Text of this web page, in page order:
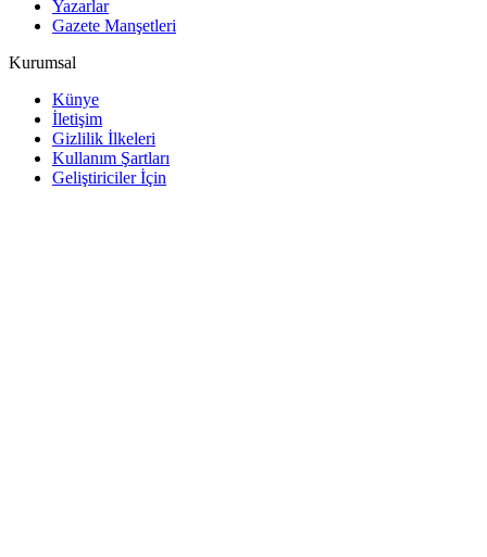
Yazarlar
Gazete Manşetleri
Kurumsal
Künye
İletişim
Gizlilik İlkeleri
Kullanım Şartları
Geliştiriciler İçin